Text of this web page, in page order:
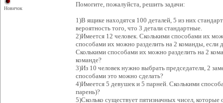
Новичок
Помогите, пожалуйста, решить задачи:
1)В ящике находятся 100 деталей, 5 из них
вероятность того, что 3 детали стандартные.
2)Имеется 12 человек. Сколькими способами их
способами их можно разделить на 2 команды, если
Сколькими способами их можно разделить на 2
команде?
3)Из 10 человек нужно выбрать председателя, 2
способами это можно сделать?
4)Имеется 5 девушек и 5 парней. Сколькими
парень)?
5)Сколько существует пятизначных чисел, которые